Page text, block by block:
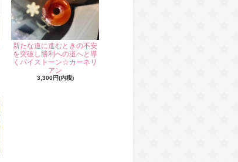
新たな道に進むときの不安
を突破し勝利への道へと導
くパイストーン☆カーネリ
アン
3,300円(内税)